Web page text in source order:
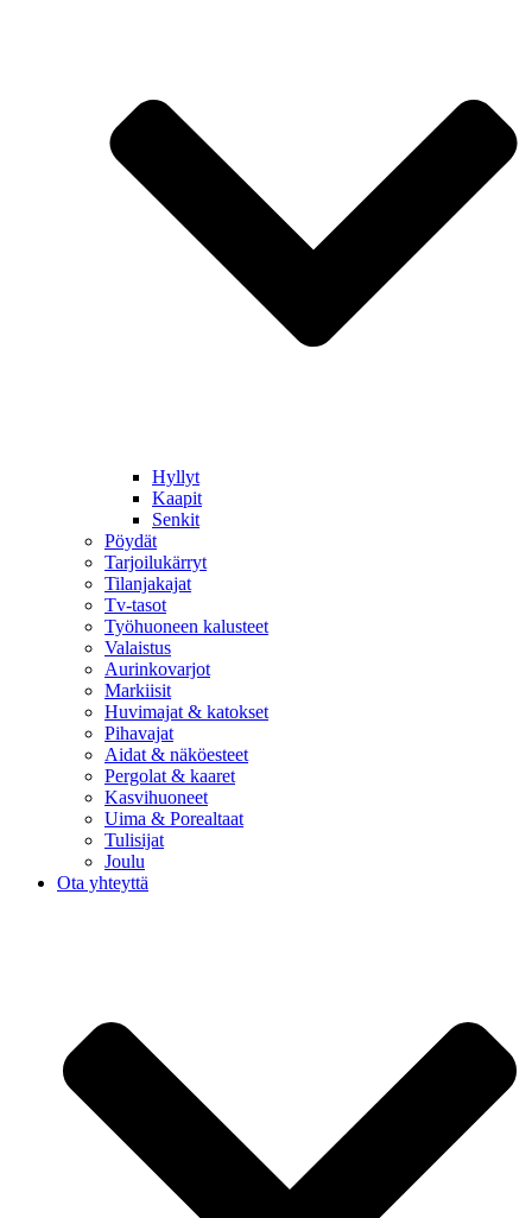
Hyllyt
Kaapit
Senkit
Pöydät
Tarjoilukärryt
Tilanjakajat
Tv-tasot
Työhuoneen kalusteet
Valaistus
Aurinkovarjot
Markiisit
Huvimajat & katokset
Pihavajat
Aidat & näköesteet
Pergolat & kaaret
Kasvihuoneet
Uima & Porealtaat
Tulisijat
Joulu
Ota yhteyttä